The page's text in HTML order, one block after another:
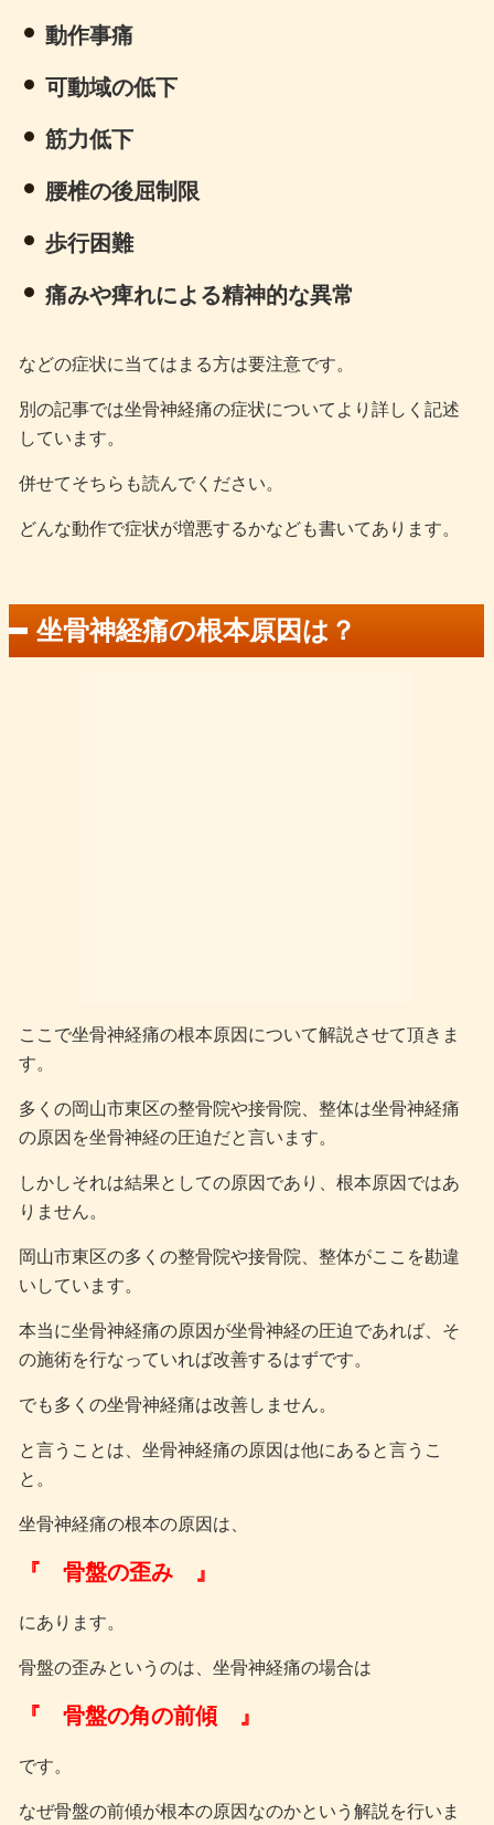
動作事痛
可動域の低下
筋力低下
腰椎の後屈制限
歩行困難
痛みや痺れによる精神的な異常
などの症状に当てはまる方は要注意です。
別の記事では坐骨神経痛の症状についてより詳しく記述
しています。
併せてそちらも読んでください。
どんな動作で症状が増悪するかなども書いてあります。
坐骨神経痛の根本原因は？
ここで坐骨神経痛の根本原因について解説させて頂きま
す。
多くの岡山市東区の整骨院や接骨院、整体は坐骨神経痛
の原因を坐骨神経の圧迫だと言います。
しかしそれは結果としての原因であり、根本原因ではあ
りません。
岡山市東区の多くの整骨院や接骨院、整体がここを勘違
いしています。
本当に坐骨神経痛の原因が坐骨神経の圧迫であれば、そ
の施術を行なっていれば改善するはずです。
でも多くの坐骨神経痛は改善しません。
と言うことは、坐骨神経痛の原因は他にあると言うこ
と。
坐骨神経痛の根本の原因は、
『 骨盤の歪み 』
にあります。
骨盤の歪みというのは、坐骨神経痛の場合は
『 骨盤の角の前傾 』
です。
なぜ骨盤の前傾が根本の原因なのかという解説を行いま